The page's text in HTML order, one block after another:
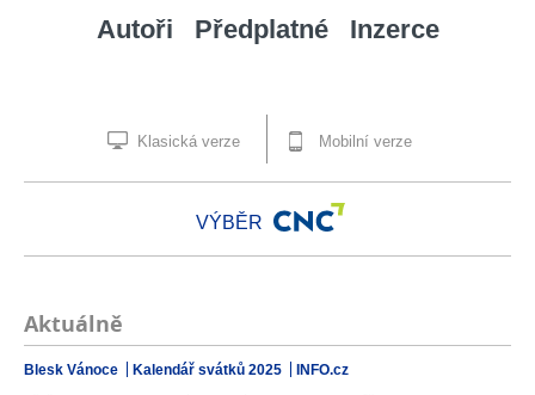
Autoři Předplatné Inzerce
Klasická verze Mobilní verze
VÝBĚR
Aktuálně
Blesk Vánoce Kalendář svátků 2025 INFO.cz